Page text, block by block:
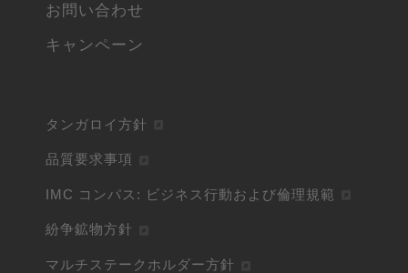
お問い合わせ
キャンペーン
タンガロイ方針
品質要求事項
IMC コンパス: ビジネス行動および倫理規範
紛争鉱物方針
マルチステークホルダー方針